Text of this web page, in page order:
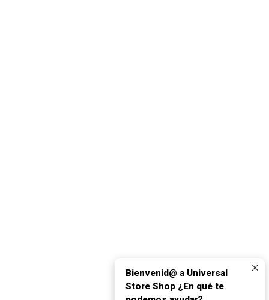
Bienvenid@ a Universal
Store Shop ¿En qué te